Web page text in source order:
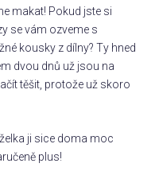
makat! Pokud jste si
se vám ozveme s
kousky z dílny? Ty hned
dvou dnů už jsou na
těšit, protože už skoro
ji sice doma moc
plus!